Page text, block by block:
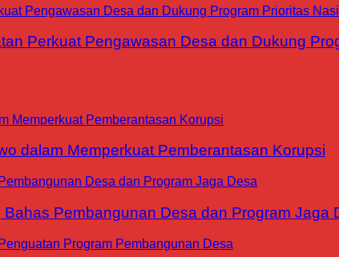
Perkuat Pengawasan Desa dan Dukung
dalam Memperkuat Pemberantasan Korupsi
Pembangunan Desa dan Program Jaga